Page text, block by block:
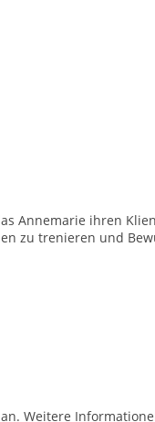
Annemarie ihren
zu trenieren und
Weitere